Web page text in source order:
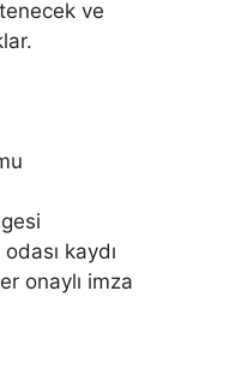
ve
kaydı
onaylı imza